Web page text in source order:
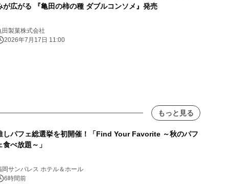
が広がる 『亀田の柿の種 ダブルコンソメ』発売
田製菓株式会社
2026年7月17日 11:00
もっと見る
しパフェ総選挙を初開催！「Find Your Favorite ～秋のパフ
食べ放題～」
岡サンパレス ホテル＆ホール
6時間前